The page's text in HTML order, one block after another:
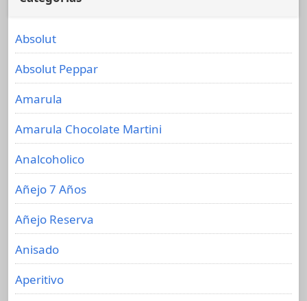
Absolut
Absolut Peppar
Amarula
Amarula Chocolate Martini
Analcoholico
Añejo 7 Años
Añejo Reserva
Anisado
Aperitivo